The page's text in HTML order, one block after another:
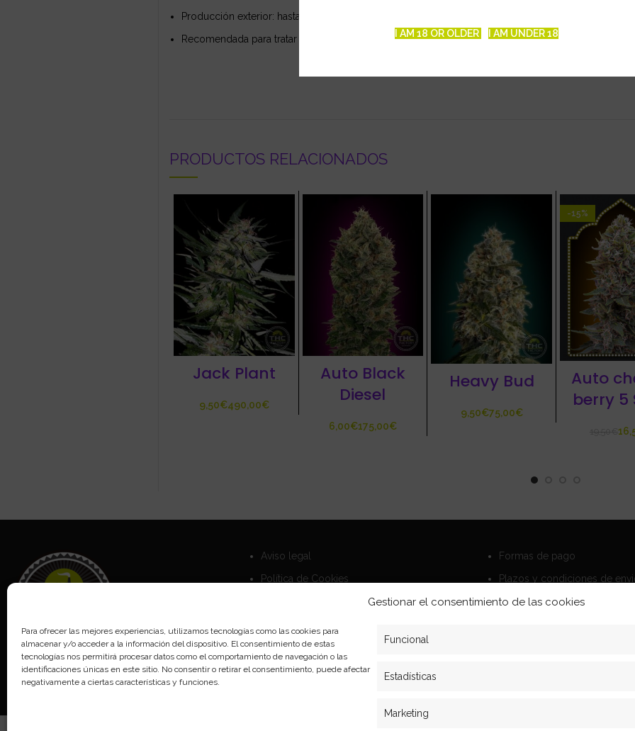
I AM 18 OR OLDER I AM UNDER 18
Gestionar el consentimiento de las cookies
Para ofrecer las mejores experiencias, utilizamos tecnologías como las cookies para
almacenar y/o acceder a la información del dispositivo. El consentimiento de estas
tecnologías nos permitirá procesar datos como el comportamiento de navegación o las
identificaciones únicas en este sitio. No consentir o retirar el consentimiento, puede afectar
negativamente a ciertas características y funciones.
Funcional
Estadísticas
Marketing
Producción exterior: hasta 1 kg
Recomendada para tratar la apatía y la depresión.
PRODUCTOS RELACIONADOS
Jack Plant
€ €
Auto Black
Diesel
€ €
Heavy Bud
€ €
-15%
Auto
berry 5
Aviso legal
Política de Cookies
Formas de pago
Plazos y condiciones de
Politica de devoluciones